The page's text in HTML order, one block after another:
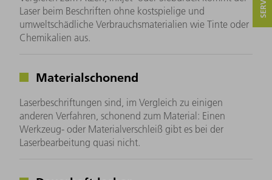
Laser beim Beschriften ohne kostspielige und
umweltschädliche Verbrauchsmaterialien wie Tinte oder
Chemikalien aus.
Materialschonend
Laserbeschriftungen sind, im Vergleich zu einigen
anderen Verfahren, schonend zum Material: Einen
Werkzeug- oder Materialverschleiß gibt es bei der
Laserbearbeitung quasi nicht.